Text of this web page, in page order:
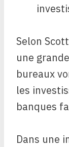
Selon
une
bureaux
les
banques
Dans une